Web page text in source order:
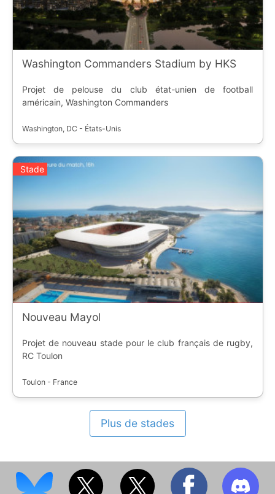
Washington Commanders Stadium by HKS
Projet de pelouse du club état-unien de football
américain, Washington Commanders
Washington, DC - États-Unis
Stade
Nouveau Mayol
Projet de nouveau stade pour le club français de rugby,
RC Toulon
Toulon - France
Plus de stades